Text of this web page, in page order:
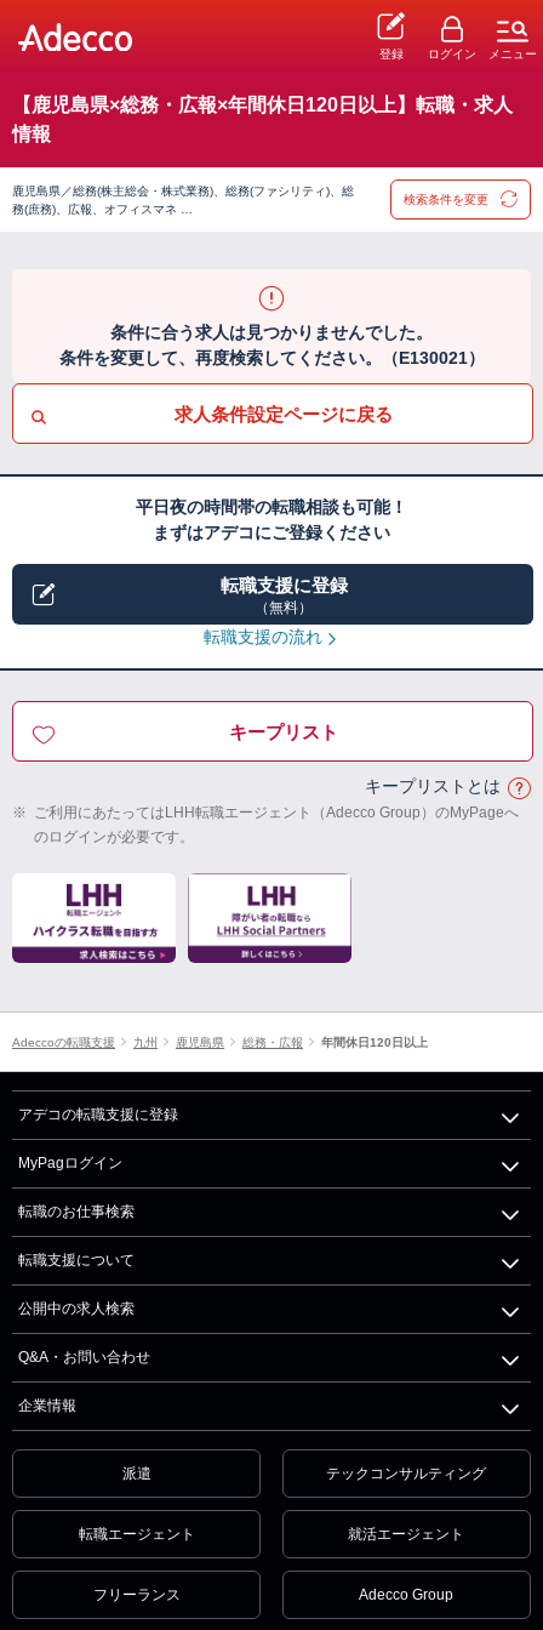
登録 ログイン メニュー
【鹿児島県×総務・広報×年間休日120日以上】転職・求人
情報
鹿児島県／総務(株主総会・株式業務)、総務(ファシリティ)、総
務(庶務)、広報、オフィスマネ …
検索条件を変更
条件に合う求人は見つかりませんでした。
条件を変更して、再度検索してください。（E130021）
求人条件設定ページに戻る
平日夜の時間帯の転職相談も可能！
まずはアデコにご登録ください
転職支援に登録
（無料）
転職支援の流れ
キープリスト
キープリストとは
※ ご利用にあたってはLHH転職エージェント（Adecco Group）のMyPageへ
のログインが必要です。
Adeccoの転職支援 九州 鹿児島県 総務・広報 年間休日120日以上
アデコの転職支援に登録
MyPagログイン
転職のお仕事検索
転職支援について
公開中の求人検索
Q&A・お問い合わせ
企業情報
派遣 テックコンサルティング
転職エージェント 就活エージェント
フリーランス Adecco Group